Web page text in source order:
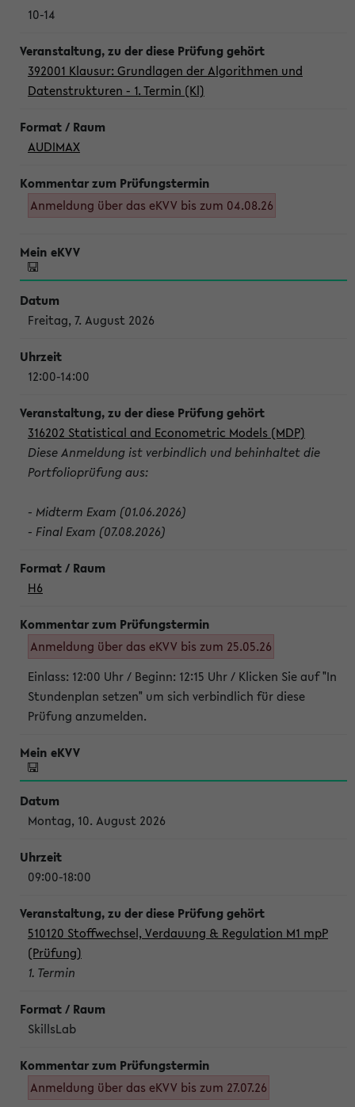
10-14
392001 Klausur: Grundlagen der Algorithmen und
Datenstrukturen - 1. Termin (Kl)
AUDIMAX
Anmeldung über das eKVV bis zum 04.08.26
Freitag, 7. August 2026
12:00-14:00
316202 Statistical and Econometric Models (MDP)
Diese Anmeldung ist verbindlich und behinhaltet die
Portfolioprüfung aus:
- Midterm Exam (01.06.2026)
- Final Exam (07.08.2026)
H6
Anmeldung über das eKVV bis zum 25.05.26
Einlass: 12:00 Uhr / Beginn: 12:15 Uhr / Klicken Sie auf "In
Stundenplan setzen" um sich verbindlich für diese
Prüfung anzumelden.
Montag, 10. August 2026
09:00-18:00
510120 Stoffwechsel, Verdauung & Regulation M1 mpP
(Prüfung)
1. Termin
SkillsLab
Anmeldung über das eKVV bis zum 27.07.26